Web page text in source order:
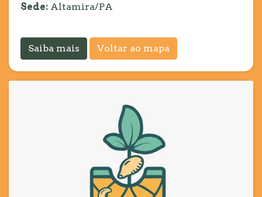
Sede: Altamira/PA
Saiba mais Voltar ao mapa